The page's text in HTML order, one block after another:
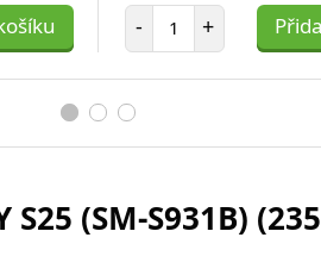
- Počet položek
+
S25 (SM-S931B)